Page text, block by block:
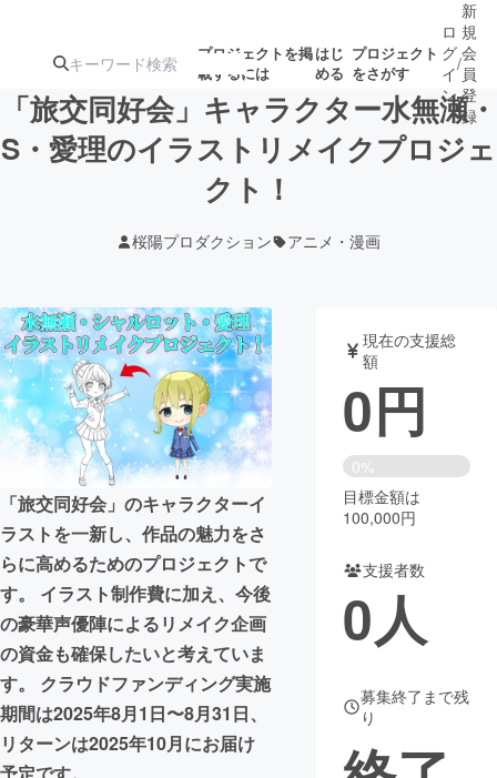
プロジェクトを掲
載するには
はじ
める
プロジェクト
をさがす
注目の新着プロ
募集終了が近いプ
テクノロジー・ガジェット
映像・映画 書籍・雑誌
ビジネス・起業 チャレンジ
まちづくり・地域活性化
CAMPFIRE for Social Good CAMPFIRE Creation
CAMPFIREふるさと納税 machi-ya コミュニティ
ロ
グ
イ
ン
/
新
規
会
員
登
録
「旅交同好会」キャラクター水無瀬・
S・愛理のイラストリメイクプロジェ
クト！
桜陽プロダクション アニメ・漫画
「旅交同好会」のキャラクターイ
ラストを一新し、作品の魅力をさ
らに高めるためのプロジェクトで
す。 イラスト制作費に加え、今後
の豪華声優陣によるリメイク企画
の資金も確保したいと考えていま
す。 クラウドファンディング実施
期間は2025年8月1日〜8月31日、
リターンは2025年10月にお届け
現在の支援総
額
0円
0%
目標金額は
100,000円
支援者数
0人
募集終了まで残
り